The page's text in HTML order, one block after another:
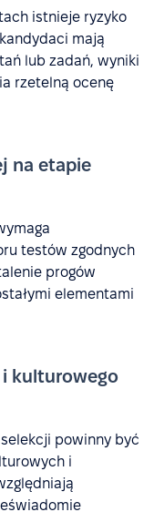
istnieje ryzyko
mają
lub zadań, wyniki
rzetelną ocenę
na etapie
testów zgodnych
progów
elementami
kulturowego
powinny być
i